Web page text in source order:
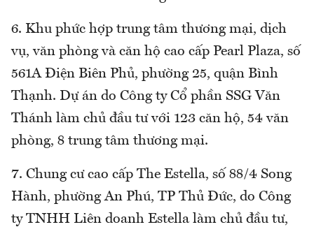
6. Khu phức hợp trung tâm thương mại, dịch
vụ, văn phòng và căn hộ cao cấp Pearl Plaza, số
561A Điện Biên Phủ, phường 25, quận Bình
Thạnh. Dự án do Công ty Cổ phần SSG Văn
Thánh làm chủ đầu tư với 123 căn hộ, 54 văn
phòng, 8 trung tâm thương mại.
7. Chung cư cao cấp The Estella, số 88/4 Song
Hành, phường An Phú, TP Thủ Đức, do Công
ty TNHH Liên doanh Estella làm chủ đầu tư,